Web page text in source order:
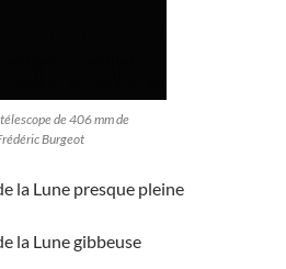
de 406 mm de
Burgeot
la Lune presque pleine
la Lune gibbeuse